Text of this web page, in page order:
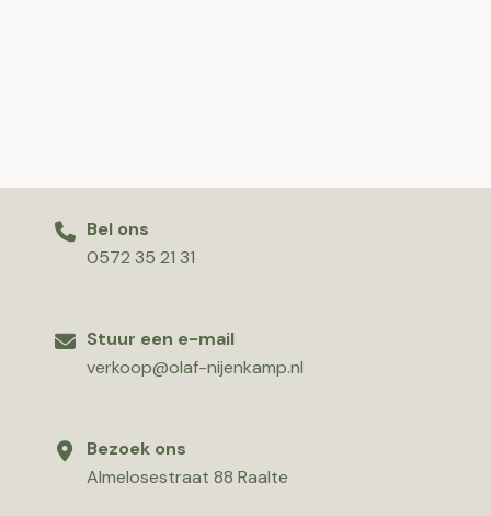
Bel ons
0572 35 21 31
Stuur een e-mail
verkoop@olaf-nijenkamp.nl
Bezoek ons
Almelosestraat 88 Raalte